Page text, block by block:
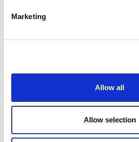
Marketing
Allow all
Allow selection
Godziny otwarcia
Poniedziałek
Środa
Piątek
Niedziela